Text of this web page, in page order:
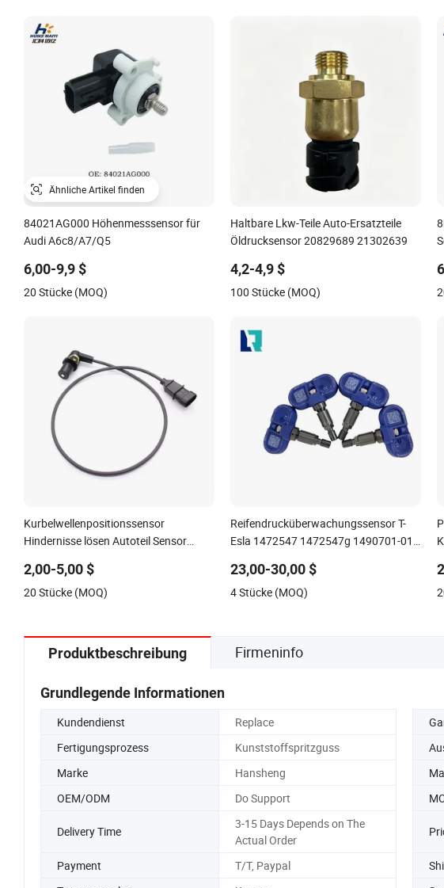
Ähnliche Artikel finden
84021AG000 Höhenmesssensor für
Audi A6c8/A7/Q5
6,00-9,9 $
20 Stücke (MOQ)
Haltbare Lkw-Teile Auto-Ersatzteile
Öldrucksensor 20829689 21302639
4,2-4,9 $
100 Stücke (MOQ)
Kurbelwellenpositionssensor
Hindernisse lösen Autoteil Sensor
213-1647 10456118 für Chery
2,00-5,00 $
20 Stücke (MOQ)
Reifendrucküberwachungssensor T-
Esla 1472547 1472547g 1490701-01-
23,00-30,00 $
4 Stücke (MOQ)
Produktbeschreibung Firmeninfo
Grundlegende Informationen
Kundendienst Replace
Fertigungsprozess
Kunststoffspritzguss
Marke
Hansheng
OEM/ODM
Do Support
Delivery Time
3-15 Days Depends on The
Actual Order
Payment T/T, Paypal